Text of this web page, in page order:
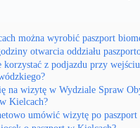
można wyrobić paszport
otwarcia oddziału
korzystać z podjazdu przy
na wizytę w Wydziale Spraw
Kielcach?
umówić wizytę po